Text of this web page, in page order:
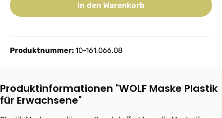
In den Warenkorb
Produktnummer:10-161.066.08
Produktinformationen "WOLF Maske Plastik
für Erwachsene"